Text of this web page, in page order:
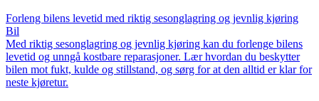
Forleng bilens levetid med riktig sesonglagring og jevnlig kjøring
Bil
Med riktig sesonglagring og jevnlig kjøring kan du forlenge bilens
levetid og unngå kostbare reparasjoner. Lær hvordan du beskytter
bilen mot fukt, kulde og stillstand, og sørg for at den alltid er klar for
neste kjøretur.